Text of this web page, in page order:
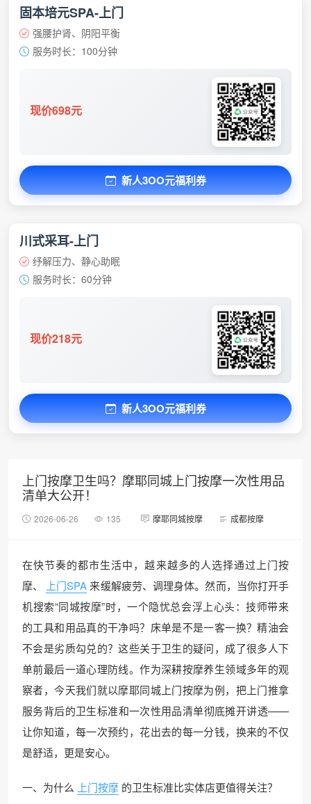
固本培元SPA-上门
强腰护肾、阴阳平衡
服务时长：100分钟
现价698元
新人3OO元福利券
川式采耳-上门
纾解压力、静心助眠
服务时长：60分钟
现价218元
新人3OO元福利券
上门按摩卫生吗？摩耶同城上门按摩一次性用品
清单大公开！
2026-06-26 135 摩耶同城按摩 成都按摩
在快节奏的都市生活中，越来越多的人选择通过上门按
摩、
上门SPA 来缓解疲劳、调理身体。然而，当你打开手
机搜索“同城按摩”时，一个隐忧总会浮上心头：技师带来
的工具和用品真的干净吗？床单是不是一客一换？精油会
不会是劣质勾兑的？这些关于卫生的疑问，成了很多人下
单前最后一道心理防线。作为深耕按摩养生领域多年的观
察者，今天我们就以摩耶同城上门按摩为例，把上门推拿
服务背后的卫生标准和一次性用品清单彻底摊开讲透——
让你知道，每一次预约，花出去的每一分钱，换来的不仅
是舒适，更是安心。
一、为什么 上门按摩 的卫生标准比实体店更值得关注？